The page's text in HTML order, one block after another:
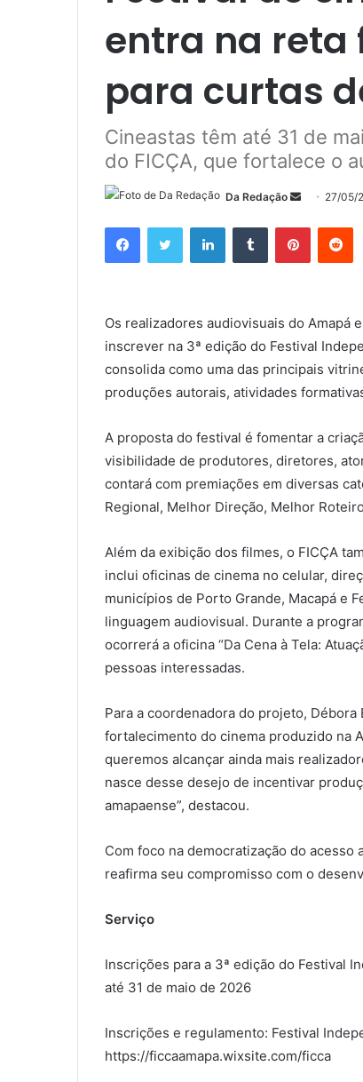
entra na reta
para curtas
Cineastas têm até 31 de
do FICÇA, que fortalece o
Da Redação
Mande
mail
27/05/
FacebookTwitter LinkedinTumblr Pinterest
Os realizadores audiovisuais do Amapá
inscrever na 3ª edição do Festival
consolida como uma das principais
produções autorais, atividades
A proposta do festival é fomentar a
visibilidade de produtores, diretores,
contará com premiações em diversas
Regional, Melhor Direção, Melhor
Além da exibição dos filmes, o FICÇA
inclui oficinas de cinema no celular,
municípios de Porto Grande, Macapá e
linguagem audiovisual. Durante a
ocorrerá a oficina “Da Cena à Tela:
pessoas interessadas.
Para a coordenadora do projeto,
fortalecimento do cinema produzido na
queremos alcançar ainda mais
nasce desse desejo de incentivar
amapaense”, destacou.
Com foco na democratização do acesso
reafirma seu compromisso com o
Serviço
Inscrições para a 3ª edição do Festival
até 31 de maio de 2026
Inscrições e regulamento: Festival
https://ficcaamapa.wixsite.com/ficca